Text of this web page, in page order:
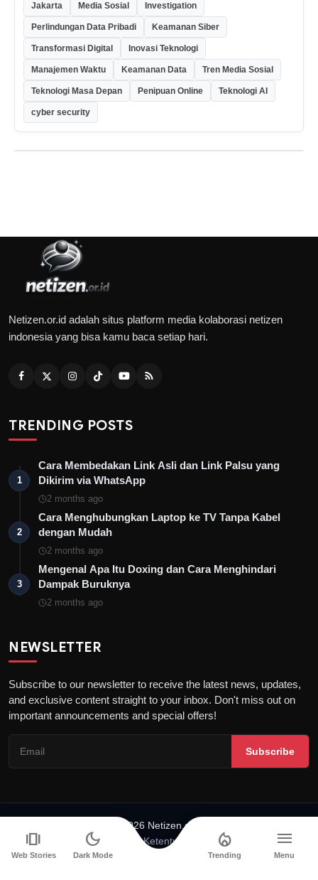
Jakarta Media Sosial Investigation
Perlindungan Data Pribadi Keamanan Siber
Transformasi Digital Inovasi Teknologi
Manajemen Waktu Keamanan Data Tren Media Sosial
Teknologi Masa Depan Penipuan Online Teknologi AI
cyber security
Netizen.or.id adalah situs platform media kolaborasi netizen
indonesia yang bisa kamu baca setiap hari.
TRENDING POSTS
1
Cara Membedakan Link Asli dan Link Palsu yang
Dikirim via WhatsApp
2 months ago
2
Cara Menghubungkan Laptop ke TV Tanpa Kabel
dengan Mudah
2 months ago
3
Mengenal Apa Itu Doxing dan Cara Menghindari
Dampak Buruknya
2 months ago
NEWSLETTER
Subscribe to our newsletter to receive the latest news, updates,
and exclusive content straight to your inbox. Don't miss out on
important announcements and special offers!
Subscribe
© 2026 Netizen.or.id
Tentang Netizen
Syarat & Ketentuan
Pedoman Media Siber
Kebijakan Privasi
Kontak
amp_stories
Web Stories
dark_mode
Dark Mode
local_fire_department
Trending
menu
Menu